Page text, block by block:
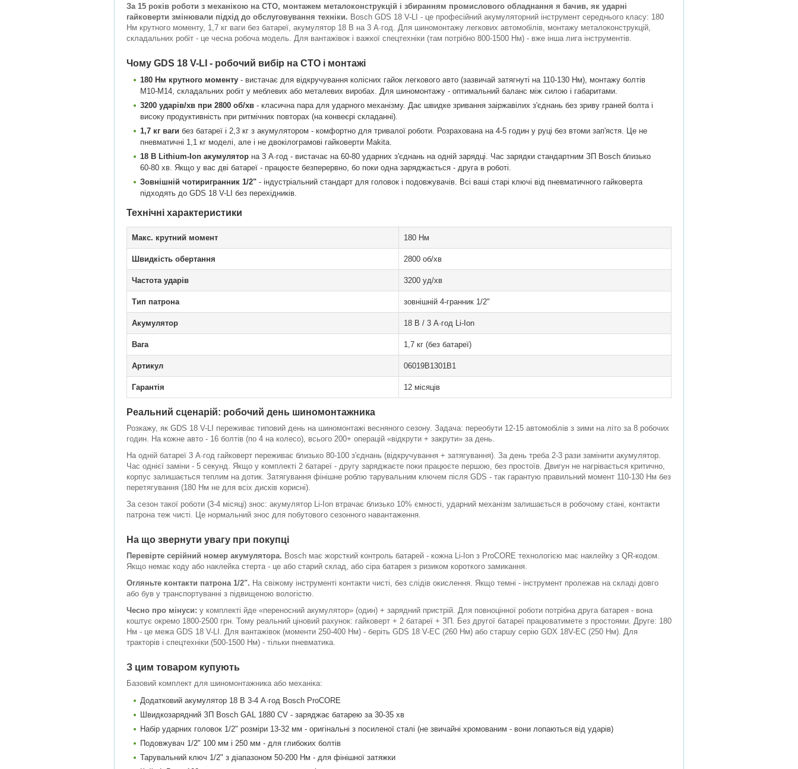
За 15 років роботи з механікою на СТО, монтажем металоконструкцій і збиранням промислового обладнання я бачив, як ударні
гайковерти змінювали підхід до обслуговування техніки. Bosch GDS 18 V-LI - це професійний акумуляторний інструмент середнього класу: 180
Нм крутного моменту, 1,7 кг ваги без батареї, акумулятор 18 В на 3 А·год. Для шиномонтажу легкових автомобілів, монтажу металоконструкцій,
складальних робіт - це чесна робоча модель. Для вантажівок і важкої спецтехніки (там потрібно 800-1500 Нм) - вже інша лига інструментів.
Чому GDS 18 V-LI - робочий вибір на СТО і монтажі
180 Нм крутного моменту - вистачає для відкручування колісних гайок легкового авто (зазвичай затягнуті на 110-130 Нм), монтажу болтів
М10-М14, складальних робіт у меблевих або металевих виробах. Для шиномонтажу - оптимальний баланс між силою і габаритами.
3200 ударів/хв при 2800 об/хв - класична пара для ударного механізму. Дає швидке зривання заіржавілих з'єднань без зриву граней болта і
високу продуктивність при ритмічних повторах (на конвеєрі складанні).
1,7 кг ваги без батареї і 2,3 кг з акумулятором - комфортно для тривалої роботи. Розрахована на 4-5 годин у руці без втоми зап'ястя. Це не
пневматичні 1,1 кг моделі, але і не двокілограмові гайковерти Makita.
18 В Lithium-Ion акумулятор на 3 А·год - вистачає на 60-80 ударних з'єднань на одній зарядці. Час зарядки стандартним ЗП Bosch близько
60-80 хв. Якщо у вас дві батареї - працюєте безперервно, бо поки одна заряджається - друга в роботі.
Зовнішній чотиригранник 1/2" - індустріальний стандарт для головок і подовжувачів. Всі ваші старі ключі від пневматичного гайковерта
підходять до GDS 18 V-LI без перехідників.
Технічні характеристики
Макс. крутний момент 180 Нм
Швидкість обертання 2800 об/хв
Частота ударів 3200 уд/хв
Тип патрона зовнішній 4-гранник 1/2"
Акумулятор 18 В / 3 А·год Li-Ion
Вага 1,7 кг (без батареї)
Артикул 06019B1301B1
Гарантія 12 місяців
Реальний сценарій: робочий день шиномонтажника
Розкажу, як GDS 18 V-LI переживає типовий день на шиномонтажі весняного сезону. Задача: переобути 12-15 автомобілів з зими на літо за 8 робочих
годин. На кожне авто - 16 болтів (по 4 на колесо), всього 200+ операцій «відкрути + закрути» за день.
На одній батареї 3 А·год гайковерт переживає близько 80-100 з'єднань (відкручування + затягування). За день треба 2-3 рази замінити акумулятор.
Час однієї заміни - 5 секунд. Якщо у комплекті 2 батареї - другу заряджаєте поки працюєте першою, без простоїв. Двигун не нагрівається критично,
корпус залишається теплим на дотик. Затягування фінішне роблю тарувальним ключем після GDS - так гарантую правильний момент 110-130 Нм без
перетягування (180 Нм не для всіх дисків корисні).
За сезон такої роботи (3-4 місяці) знос: акумулятор Li-Ion втрачає близько 10% ємності, ударний механізм залишається в робочому стані, контакти
патрона теж чисті. Це нормальний знос для побутового сезонного навантаження.
На що звернути увагу при покупці
Перевірте серійний номер акумулятора. Bosch має жорсткий контроль батарей - кожна Li-Ion з ProCORE технологією має наклейку з QR-кодом.
Якщо немає коду або наклейка стерта - це або старий склад, або сіра батарея з ризиком короткого замикання.
Огляньте контакти патрона 1/2". На свіжому інструменті контакти чисті, без слідів окислення. Якщо темні - інструмент пролежав на складі довго
або був у транспортуванні з підвищеною вологістю.
Чесно про мінуси: у комплекті йде «переносний акумулятор» (один) + зарядний пристрій. Для повноцінної роботи потрібна друга батарея - вона
коштує окремо 1800-2500 грн. Тому реальний ціновий рахунок: гайковерт + 2 батареї + ЗП. Без другої батареї працюватимете з простоями. Друге: 180
Нм - це межа GDS 18 V-LI. Для вантажівок (моменти 250-400 Нм) - беріть GDS 18 V-EC (260 Нм) або старшу серію GDX 18V-EC (250 Нм). Для
тракторів і спецтехніки (500-1500 Нм) - тільки пневматика.
З цим товаром купують
Базовий комплект для шиномонтажника або механіка:
Додатковий акумулятор 18 В 3-4 А·год Bosch ProCORE
Швидкозарядний ЗП Bosch GAL 1880 CV - заряджає батарею за 30-35 хв
Набір ударних головок 1/2" розміри 13-32 мм - оригінальні з посиленої сталі (не звичайні хромованим - вони лопаються від ударів)
Подовжувач 1/2" 100 мм і 250 мм - для глибоких болтів
Тарувальний ключ 1/2" з діапазоном 50-200 Нм - для фінішної затяжки